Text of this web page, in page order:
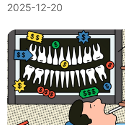
2025-12-20